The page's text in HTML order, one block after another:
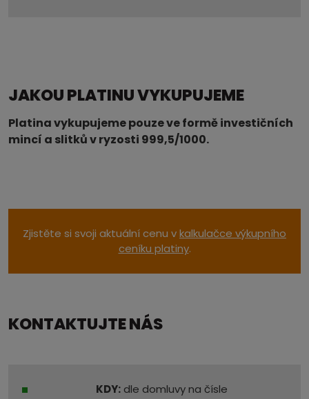
JAKOU PLATINU VYKUPUJEME
Platina vykupujeme pouze ve formě investičních
mincí a slitků v ryzosti 999,5/1000.
Zjistěte si svoji aktuální cenu vkalkulačce výkupního
ceníku platiny.
KONTAKTUJTE NÁS
KDY:dle domluvy na čísle